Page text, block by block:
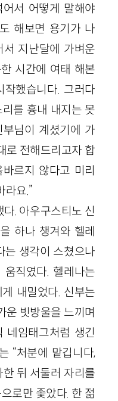
어서 어떻게 말해야
해보면 용기가 나
지난달에 가벼운
시간에 여태 해본
했습니다. 그러다
를 흉내 내지는 못
님이 계셨기에 가
로 전해드리고자 합
르지 않다고 미리
라요.”
. 아우구스티노 신
하나 챙겨와 헬레
는 생각이 스쳤으나
직였다. 헬레나는
내밀었다. 신부는
운 빗방울을 느끼며
네임태그처럼 생긴
“처분에 맡깁니다,
뒤 서둘러 자리를
로만 좇았다. 한 젊